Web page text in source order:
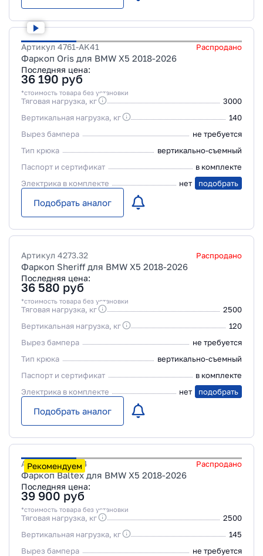
Артикул 4761-AK41 Распродано
Фаркоп Oris для BMW X5 2018-2026
Последняя цена:
36 190 руб
*стоимость товара без установки
Тяговая нагрузка, кг
3000
Вертикальная нагрузка, кг
140
Вырез бампера
не требуется
Тип крюка
вертикально-съемный
Паспорт и сертификат
в комплекте
Электрика в комплекте
нет подобрать
Подобрать аналог
Артикул 4273.32 Распродано
Фаркоп Sheriff для BMW X5 2018-2026
Последняя цена:
36 580 руб
*стоимость товара без установки
Тяговая нагрузка, кг
2500
Вертикальная нагрузка, кг
120
Вырез бампера
не требуется
Тип крюка
вертикально-съемный
Паспорт и сертификат
в комплекте
Электрика в комплекте
нет подобрать
Подобрать аналог
Рекомендуем
Артикул039094 Распродано
Фаркоп Baltex для BMW X5 2018-2026
Последняя цена:
39 900 руб
*стоимость товара без установки
Тяговая нагрузка, кг
2500
Вертикальная нагрузка, кг
145
Вырез бампера
не требуется